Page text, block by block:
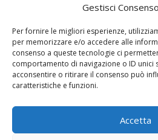
Gestisci
Per fornire le migliori esperienze,
per memorizzare e/o accedere alle
consenso a queste tecnologie ci
comportamento di navigazione o ID unici
acconsentire o ritirare il consenso può
caratteristiche e funzioni.
Accetta
Vaccini